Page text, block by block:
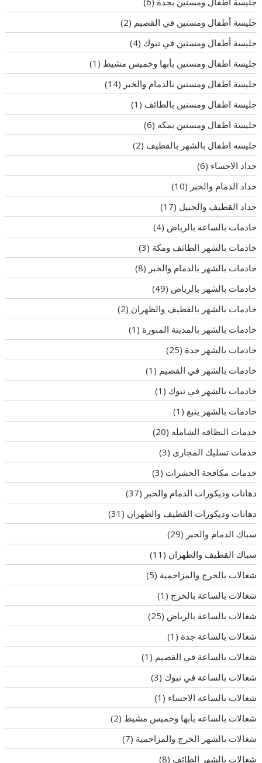
جليسة أطفال ومسنين في القصيم (2)
جليسة أطفال ومسنين في تبوك (4)
جليسة اطفال ومسنين بأبها وخميس مشيط (1)
جليسة اطفال ومسنين بالدمام والخبر (14)
جليسة اطفال ومسنين بالطائف (1)
جليسة اطفال ومسنين بمكه (6)
جليسه اطفال بالشهر بالقطيف (2)
حداد الاحساء (6)
حداد الدمام والخبر (10)
حداد القطيف والجبيل (17)
خادمات بالساعة بالرياض (4)
خادمات بالشهر الطائف ومكة (3)
خادمات بالشهر بالدمام والخبر (8)
خادمات بالشهر بالرياض (49)
خادمات بالشهر بالقطيف والظهران (2)
خادمات بالشهر بالمدينة المنورة (1)
خادمات بالشهر جدة (25)
خادمات بالشهر في القصيم (1)
خادمات بالشهر في تبوك (1)
خادمات بالشهر ينبع (1)
خدمات النظافه الشامله (20)
خدمات تسليك المجارى (3)
خدمات مكافحة الحشرات (3)
دهانات وديكورات الدمام والخبر (37)
دهانات وديكورات القطيف والظهران (31)
سباك الدمام والخبر (29)
سباك القطيف والظهران (11)
شغالات بالخرج والمزاحمية (5)
شغالات بالساعة بالخرج (1)
شغالات بالساعة بالرياض (25)
شغالات بالساعة جدة (1)
شغالات بالساعة في القصيم (1)
شغالات بالساعة في تبوك (3)
شغالات بالساعه الاحساء (1)
شغالات بالساعه بأبها وخميس مشيط (2)
شغالات بالشهر الخرج والمزاحمية (7)
شغالات بالشهر الطائف (8)